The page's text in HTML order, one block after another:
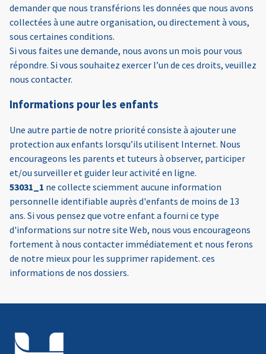
demander que nous transférions les données que nous avons
collectées à une autre organisation, ou directement à vous,
sous certaines conditions.
Si vous faites une demande, nous avons un mois pour vous
répondre. Si vous souhaitez exercer l’un de ces droits, veuillez
nous contacter.
Informations pour les enfants
Une autre partie de notre priorité consiste à ajouter une
protection aux enfants lorsqu’ils utilisent Internet. Nous
encourageons les parents et tuteurs à observer, participer
et/ou surveiller et guider leur activité en ligne.
53031_1 ne collecte sciemment aucune information
personnelle identifiable auprès d'enfants de moins de 13
ans. Si vous pensez que votre enfant a fourni ce type
d'informations sur notre site Web, nous vous encourageons
fortement à nous contacter immédiatement et nous ferons
de notre mieux pour les supprimer rapidement. ces
informations de nos dossiers.